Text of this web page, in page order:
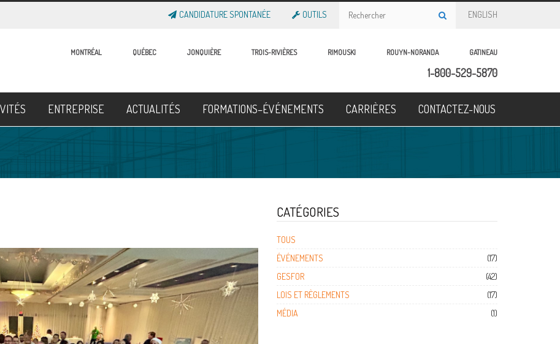
CANDIDATURE SPONTANÉE OUTILS ENGLISH
GATINEAU
ROUYN-NORANDA
RIMOUSKI
TROIS-RIVIÈRES
JONQUIÈRE
QUÉBEC
MONTRÉAL
1-800-529-5870
ENTREPRISE ACTUALITÉS FORMATIONS–ÉVÉNEMENTS CARRIÈRES CONTACTEZ-NOUS
CATÉGORIES
TOUS
ÉVÉNEMENTS
(17)
GESFOR
(42)
LOIS ET RÈGLEMENTS
(17)
MÉDIA
(1)